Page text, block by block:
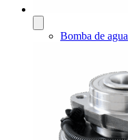
Bomba de agua